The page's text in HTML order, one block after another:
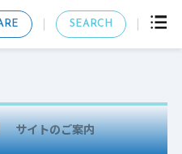
SEARCH
サイトのご案内